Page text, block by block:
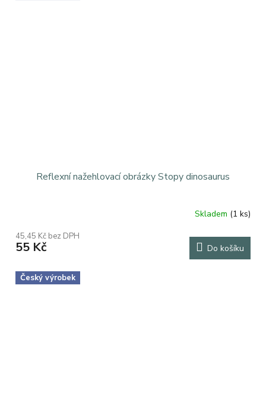
Reflexní nažehlovací obrázky Stopy dinosaurus
produktu
je
z
5
Skladem (1 ks)
45,45 Kč bez DPH
55 Kč Do košíku
Český výrobek